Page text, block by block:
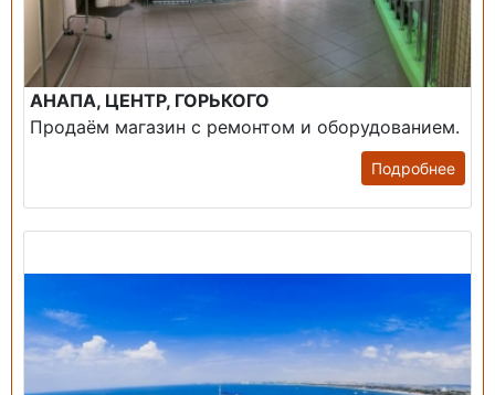
АНАПА, ЦЕНТР, ГОРЬКОГО
Продаём магазин с ремонтом и оборудованием.
Подробнее